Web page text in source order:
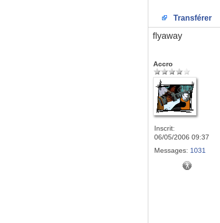
Transférer
flyaway
Accro
Inscrit:
06/05/2006 09:37
Messages: 1031